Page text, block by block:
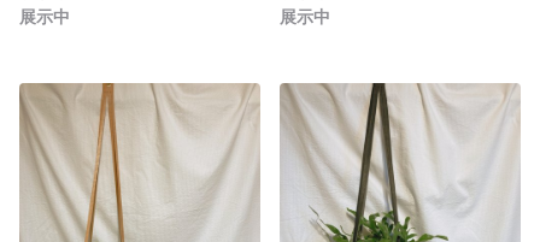
展示中
展示中